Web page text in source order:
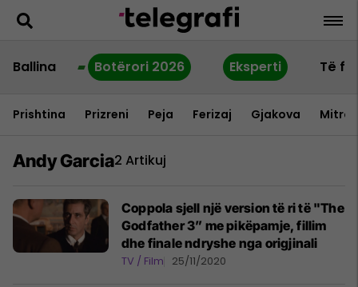
Ballina Botërori 2026 Eksperti Të
Prishtina Prizreni Peja Ferizaj Gjakova
Andy Garcia2 Artikuj
Coppola sjell një version të ri të "The
Godfather 3” me pikëpamje, fillim
dhe finale ndryshe nga origjinali
TV / Film 25/11/2020